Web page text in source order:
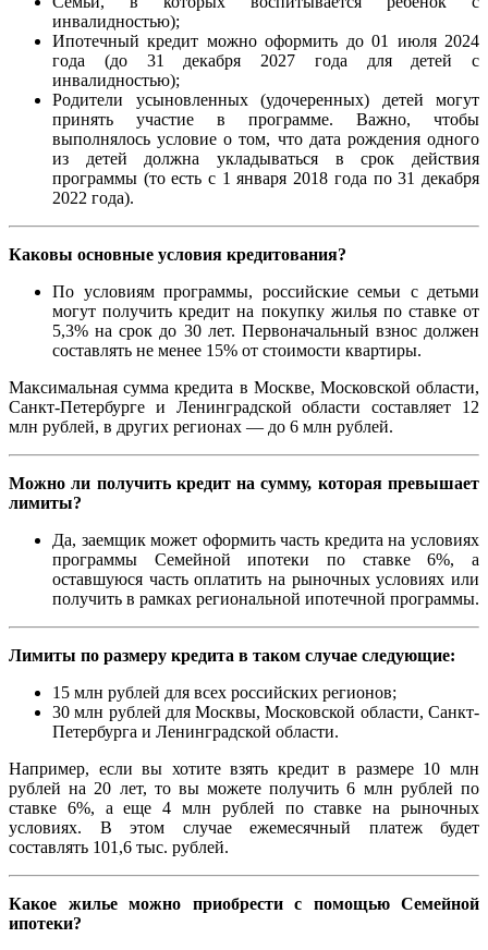
инвалидностью);
Ипотечный кредит можно оформить до 01 июля 2024
года (до 31 декабря 2027 года для детей с
инвалидностью);
Родители усыновленных (удочеренных) детей могут
принять участие в программе. Важно, чтобы
выполнялось условие о том, что дата рождения одного
из детей должна укладываться в срок действия
программы (то есть с 1 января 2018 года по 31 декабря
2022 года).
Каковы основные условия кредитования?
По условиям программы, российские семьи с детьми
могут получить кредит на покупку жилья по ставке от
5,3% на срок до 30 лет. Первоначальный взнос должен
составлять не менее 15% от стоимости квартиры.
Максимальная сумма кредита в Москве, Московской области,
Санкт-Петербурге и Ленинградской области составляет 12
млн рублей, в других регионах — до 6 млн рублей.
Можно ли получить кредит на сумму, которая превышает
лимиты?
Да, заемщик может оформить часть кредита на условиях
программы Семейной ипотеки по ставке 6%, а
оставшуюся часть оплатить на рыночных условиях или
получить в рамках региональной ипотечной программы.
Лимиты по размеру кредита в таком случае следующие:
15 млн рублей для всех российских регионов;
30 млн рублей для Москвы, Московской области, Санкт-
Петербурга и Ленинградской области.
Например, если вы хотите взять кредит в размере 10 млн
рублей на 20 лет, то вы можете получить 6 млн рублей по
ставке 6%, а еще 4 млн рублей по ставке на рыночных
условиях. В этом случае ежемесячный платеж будет
составлять 101,6 тыс. рублей.
Какое жилье можно приобрести с помощью Семейной
ипотеки?